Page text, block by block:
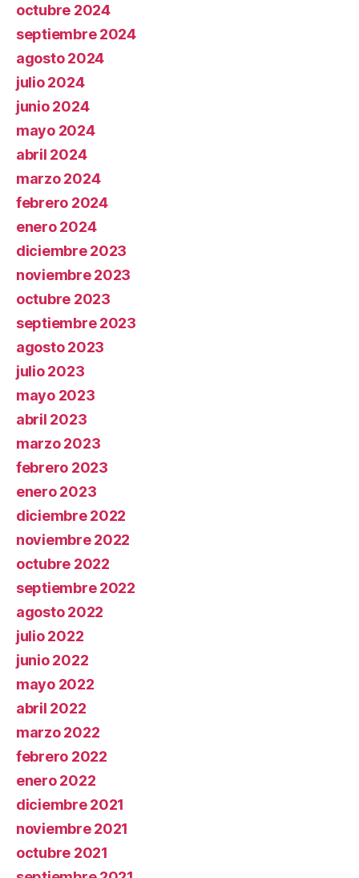
octubre 2024
septiembre 2024
agosto 2024
julio 2024
junio 2024
mayo 2024
abril 2024
marzo 2024
febrero 2024
enero 2024
diciembre 2023
noviembre 2023
octubre 2023
septiembre 2023
agosto 2023
julio 2023
mayo 2023
abril 2023
marzo 2023
febrero 2023
enero 2023
diciembre 2022
noviembre 2022
octubre 2022
septiembre 2022
agosto 2022
julio 2022
junio 2022
mayo 2022
abril 2022
marzo 2022
febrero 2022
enero 2022
diciembre 2021
noviembre 2021
octubre 2021